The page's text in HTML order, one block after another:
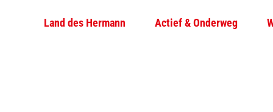
Land des Hermann Actief & Onderweg